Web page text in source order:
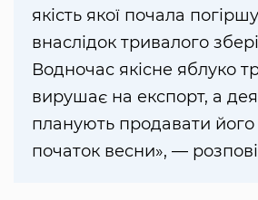
якість якої почала
внаслідок тривалого
Водночас якісне яблуко
вирушає на експорт, а
планують продавати
початок весни», —